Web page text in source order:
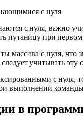
с нуля, важно
путаницу при
массива с нуля, что
учитывать эту
с
выполнении команды
в